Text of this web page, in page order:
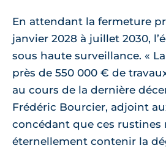
En attendant la fermeture
janvier 2028 à juillet 2030,
sous haute surveillance. «
près de 550 000 € de
au cours de la dernière
Frédéric Bourcier, adjoint
concédant que ces rustines
éternellement contenir la